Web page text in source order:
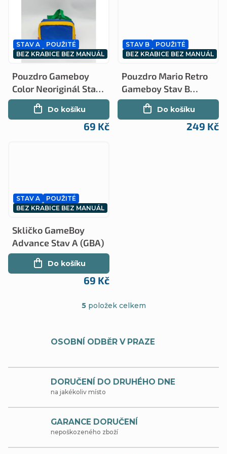
ů
STAV A
POUŽITÉ
BEZ KRABICE BEZ MANUÁL
Pouzdro Gameboy
Color Neoriginál Stav
A (GBC)
69 Kč
Do košíku
STAV B
POUŽITÉ
BEZ KRABICE BEZ MANUÁL
Pouzdro Mario Retro
Gameboy Stav B
(GBC)
249 Kč
Do košíku
STAV A
POUŽITÉ
BEZ KRABICE BEZ MANUÁL
Skličko GameBoy
Advance Stav A (GBA)
69 Kč
Do košíku
l
á
d
í
p
5položek celkem
OSOBNÍ ODBĚR V PRAZE
DORUČENÍ DO DRUHÉHO DNE
na jakékoliv místo
GARANCE DORUČENÍ
nepoškozeného zboží